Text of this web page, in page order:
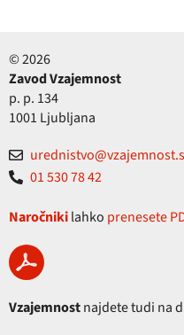
© 2026
Zavod Vzajemnost
p. p. 134
1001 Ljubljana
01 530 78 42
Naročnikilahko prenesete
Vzajemnostnajdete tudi na